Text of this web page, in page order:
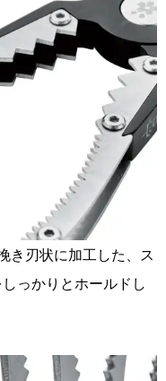
き刃状に加工した、ス
っかりとホールドし